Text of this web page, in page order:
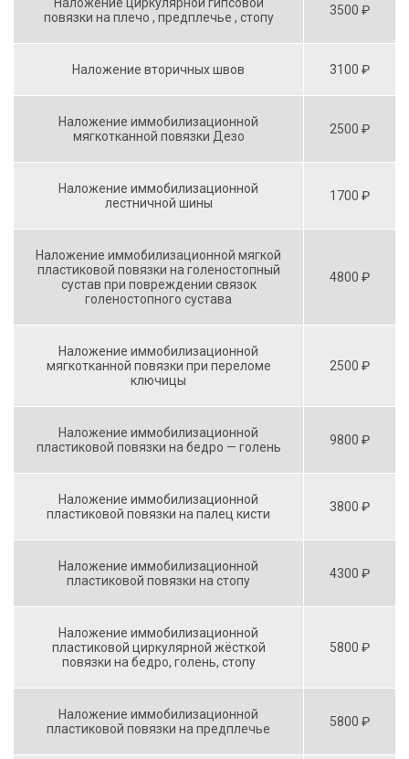
повязки на плечо , предплечье , стопу
3500 ₽
Наложение вторичных швов 3100 ₽
Наложение иммобилизационной
мягкотканной повязки Дезо
2500 ₽
Наложение иммобилизационной
лестничной шины
1700 ₽
Наложение иммобилизационной мягкой
пластиковой повязки на голеностопный
сустав при повреждении связок
голеностопного сустава
4800 ₽
Наложение иммобилизационной
мягкотканной повязки при переломе
ключицы
2500 ₽
Наложение иммобилизационной
пластиковой повязки на бедро — голень
9800 ₽
Наложение иммобилизационной
пластиковой повязки на палец кисти
3800 ₽
Наложение иммобилизационной
пластиковой повязки на стопу
4300 ₽
Наложение иммобилизационной
пластиковой циркулярной жёсткой
повязки на бедро, голень, стопу
5800 ₽
Наложение иммобилизационной
пластиковой повязки на предплечье
5800 ₽